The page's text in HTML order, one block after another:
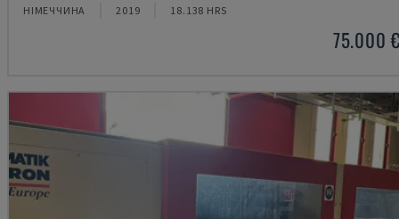
НІМЕЧЧИНА 2019 18.138 HRS
75.000